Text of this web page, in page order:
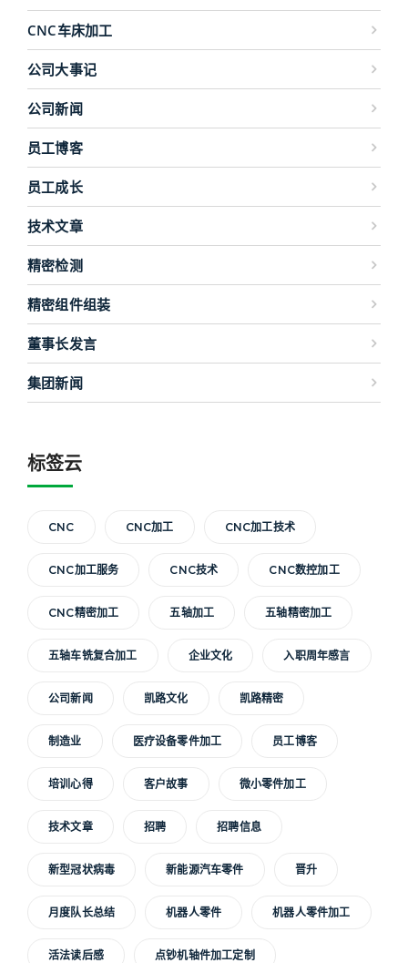
CNC车床加工
公司大事记
公司新闻
员工博客
员工成长
技术文章
精密检测
精密组件组装
董事长发言
集团新闻
标签云
CNC CNC加工 CNC加工技术
CNC加工服务 CNC技术 CNC数控加工
CNC精密加工 五轴加工 五轴精密加工
五轴车铣复合加工 企业文化 入职周年感言
公司新闻 凯路文化 凯路精密
制造业 医疗设备零件加工 员工博客
培训心得 客户故事 微小零件加工
技术文章 招聘 招聘信息
新型冠状病毒 新能源汽车零件 晋升
月度队长总结 机器人零件 机器人零件加工
活法读后感 点钞机轴件加工定制